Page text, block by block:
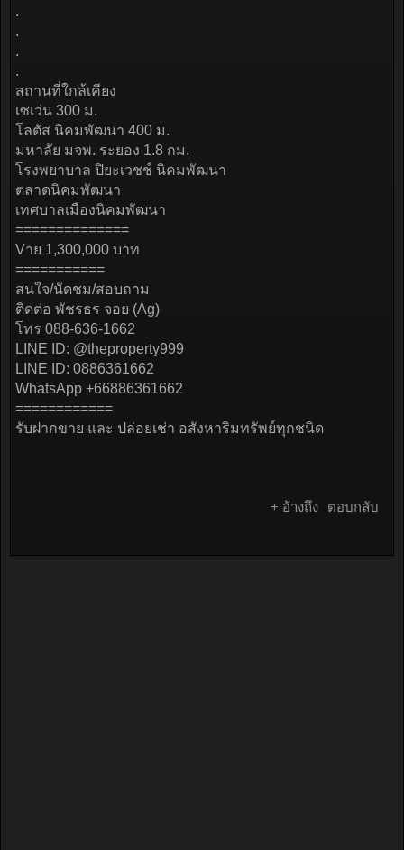
.
.
.
.
สถานที่ใกล้เคียง
เซเว่น 300 ม.
โลตัส นิคมพัฒนา 400 ม.
มหาลัย มจพ. ระยอง 1.8 กม.
โรงพยาบาล ปิยะเวชช์ นิคมพัฒนา
ตลาดนิคมพัฒนา
เทศบาลเมืองนิคมพัฒนา
==============
Vาย 1,300,000 บาท
===========
สนใจ/นัดชม/สอบถาม
ติดต่อ พัชรธร จอย (Ag)
โทร 088-636-1662
LINE ID: @theproperty999
LINE ID: 0886361662
WhatsApp +66886361662
============
รับฝากขาย และ ปล่อยเช่า อสังหาริมทรัพย์ทุกชนิด
+ อ้างถึง ตอบกลับ